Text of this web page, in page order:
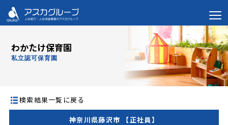
わかたけ保育園
私立認可保育園
検索結果一覧に戻る
神奈川県藤沢市 【正社員】